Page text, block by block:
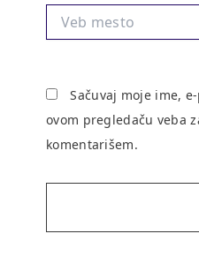
mesto
Sačuvaj moje ime,
ovom pregledaču veba
komentarišem.